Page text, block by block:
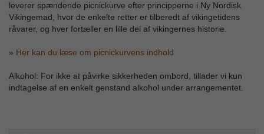
leverer spændende picnickurve efter principperne i Ny Nordisk
Vikingemad, hvor de enkelte retter er tilberedt af vikingetidens
råvarer, og hver fortæller en lille del af vikingernes historie.
» Her kan du læse om picnickurvens indhold
Alkohol: For ikke at påvirke sikkerheden ombord, tillader vi kun
indtagelse af en enkelt genstand alkohol under arrangementet.